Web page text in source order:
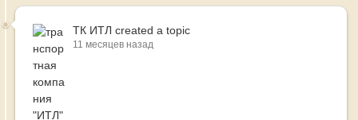
ТК ИТЛ created a topic
11 месяцев назад